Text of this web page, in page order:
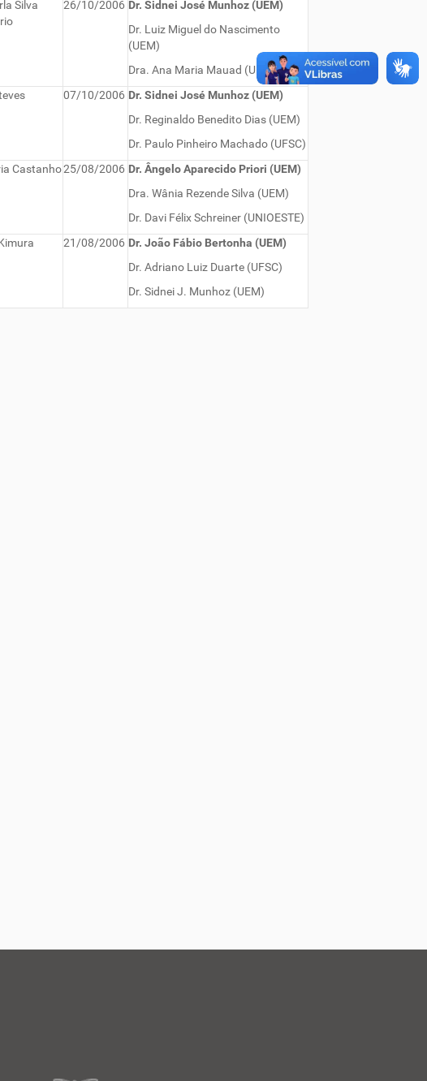
Silva
26/10/2006 Dr. Sidnei José Munhoz (UEM)
Dr. Luiz Miguel do Nascimento
(UEM)
Dra. Ana Maria Mauad (UFF)
07/10/2006 Dr. Sidnei José Munhoz (UEM)
Dr. Reginaldo Benedito Dias (UEM)
Dr. Paulo Pinheiro Machado (UFSC)
Castanho25/08/2006 Dr. Ângelo Aparecido Priori (UEM)
Dra. Wânia Rezende Silva (UEM)
Dr. Davi Félix Schreiner (UNIOESTE)
21/08/2006 Dr. João Fábio Bertonha (UEM)
Dr. Adriano Luiz Duarte (UFSC)
Dr. Sidnei J. Munhoz (UEM)